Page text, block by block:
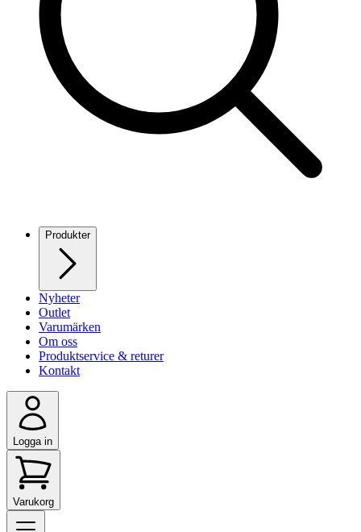
Produkter
Nyheter
Outlet
Varumärken
Om oss
Produktservice & returer
Kontakt
Logga in
Varukorg